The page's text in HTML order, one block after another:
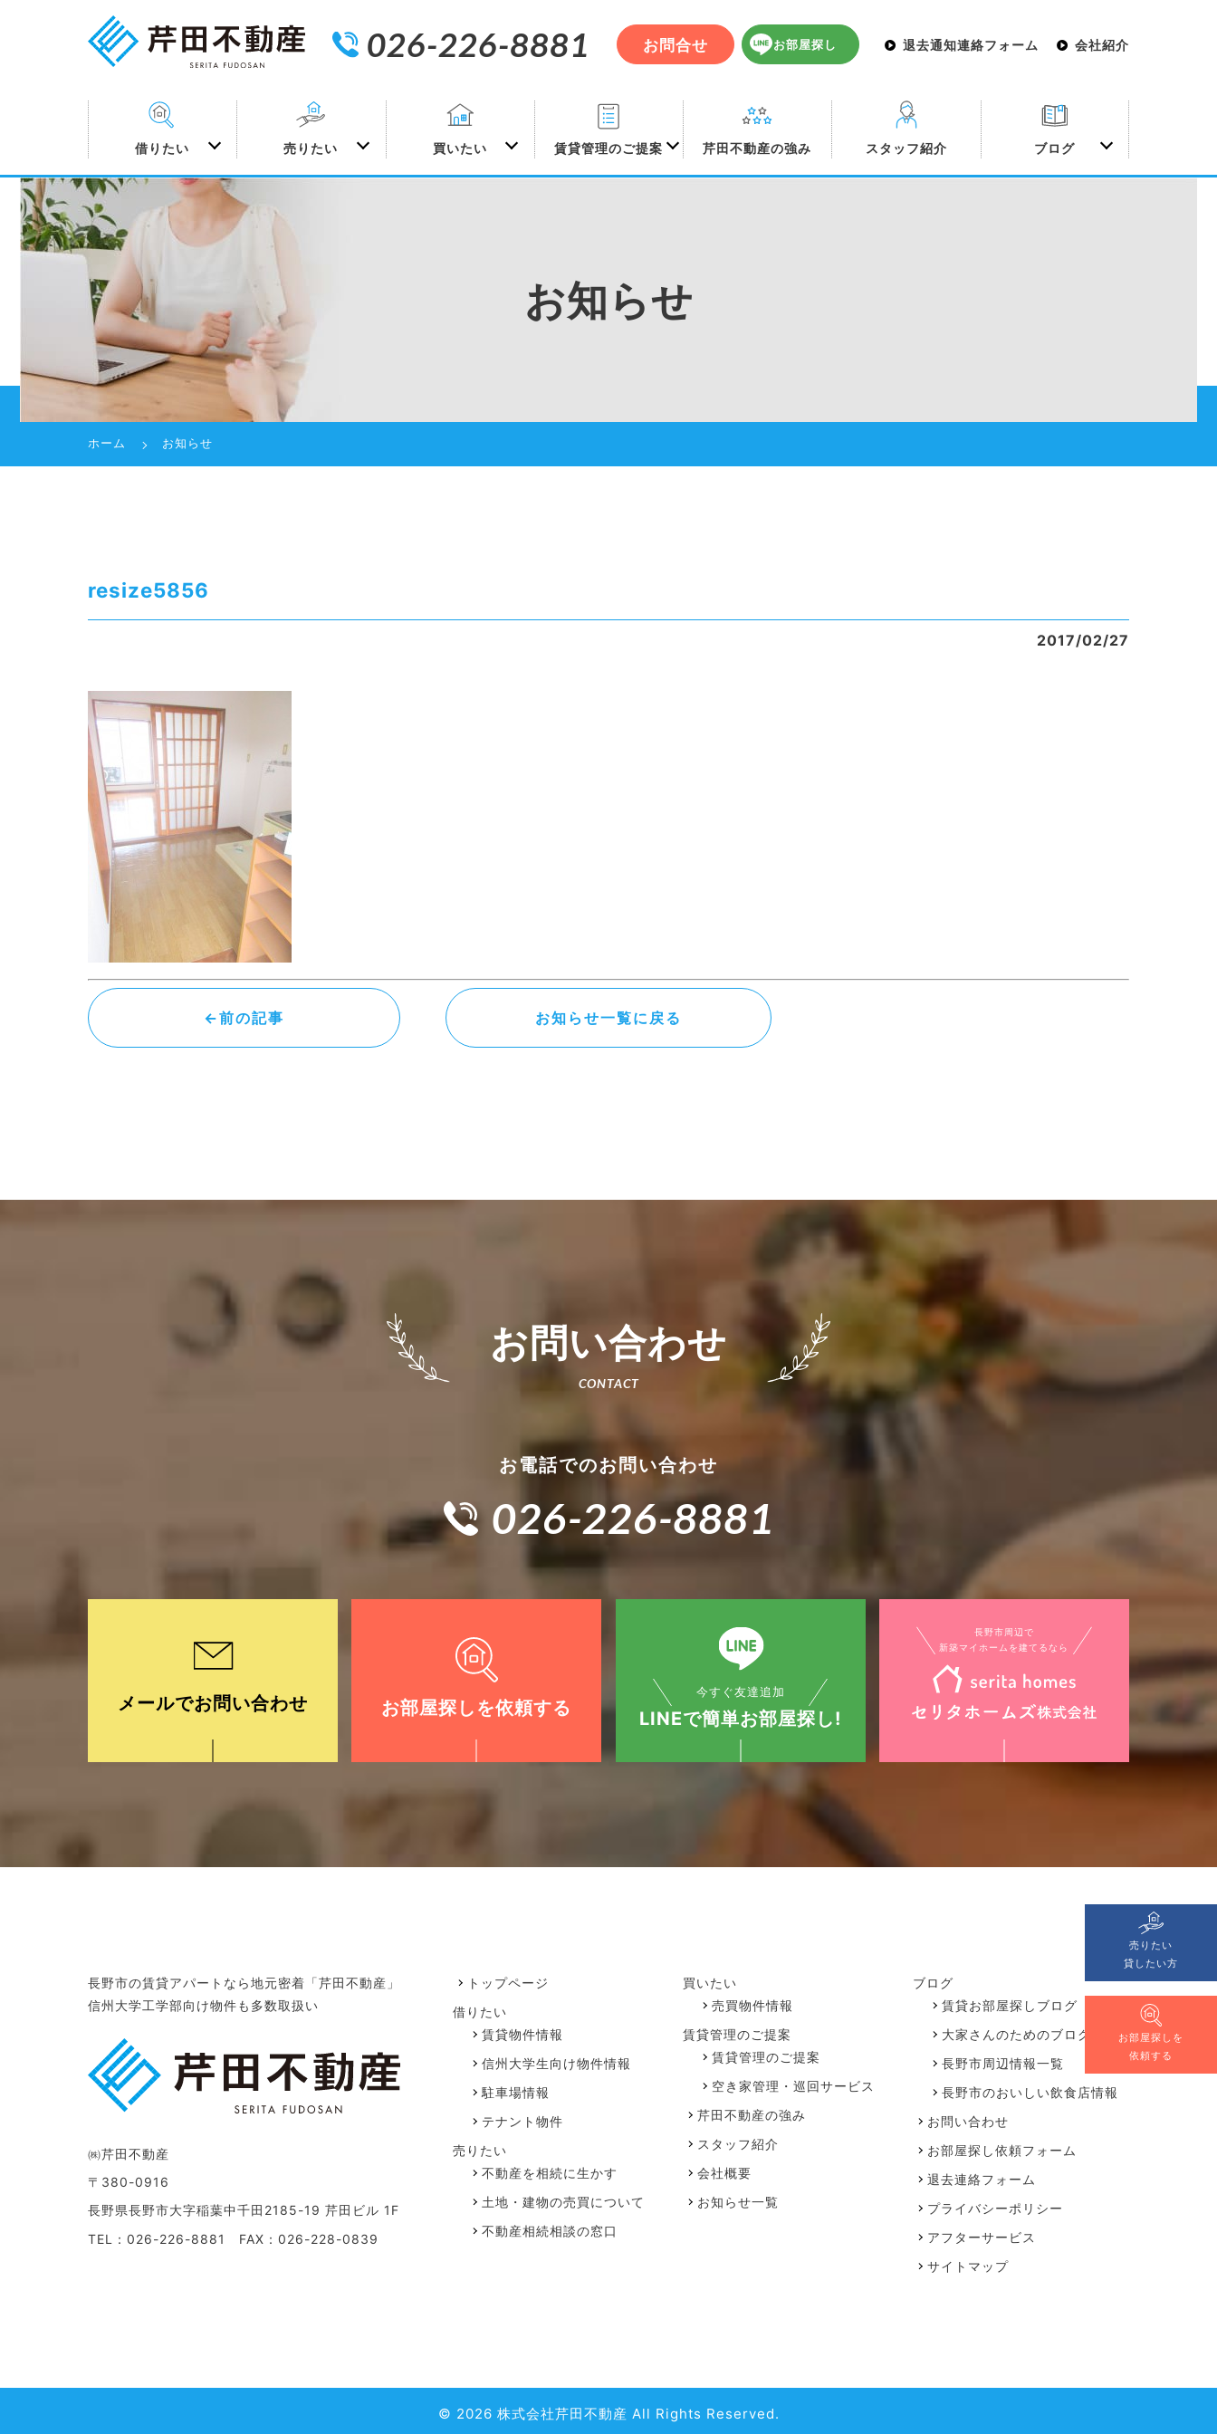
026-226-8881 お問合せ お部屋探し 退去通知連絡フォーム 会社紹介
借りたい 売りたい 買いたい 賃貸管理のご提案 芹田不動産の強み スタッフ紹介 ブログ
売りたい
貸したい方
お部屋探しを
依頼する
お知らせ
ホーム お知らせ
resize5856
2017/02/27
←前の記事 お知らせ一覧に戻る
お問い合わせ
お電話でのお問い合わせ
026-226-8881
メールでお問い合わせ お部屋探しを依頼する
今すぐ友達追加
LINEで簡単お部屋探し!
長野市周辺で
新築マイホームを建てるなら
長野市の賃貸アパートなら地元密着「芹田不動産」
信州大学工学部向け物件も多数取扱い
㈱芹田不動産
〒380-0916
長野県長野市大字稲葉中千田2185-19 芹田ビル 1F
TEL：026-226-8881 FAX：026-228-0839
トップページ
借りたい
賃貸物件情報
信州大学生向け物件情報
駐車場情報
テナント物件
売りたい
不動産を相続に生かす
土地・建物の売買について
不動産相続相談の窓口
買いたい
売買物件情報
賃貸管理のご提案
賃貸管理のご提案
空き家管理・巡回サービス
芹田不動産の強み
スタッフ紹介
会社概要
お知らせ一覧
ブログ
賃貸お部屋探しブログ
大家さんのためのブログ
長野市周辺情報一覧
長野市のおいしい飲食店情報
お問い合わせ
お部屋探し依頼フォーム
退去連絡フォーム
プライバシーポリシー
アフターサービス
サイトマップ
© 2026 株式会社芹田不動産 All Rights Reserved.